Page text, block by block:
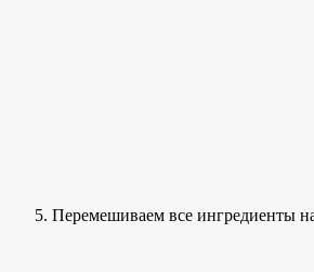
Перемешиваем все ингредиенты